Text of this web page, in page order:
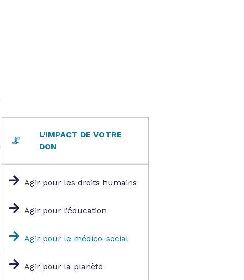
L’IMPACT DE VOTRE
DON
Agir pour les droits humains
Agir pour l’éducation
Agir pour le médico-social
Agir pour la planète